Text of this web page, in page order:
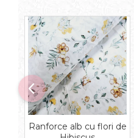
Ranforce alb cu flori de